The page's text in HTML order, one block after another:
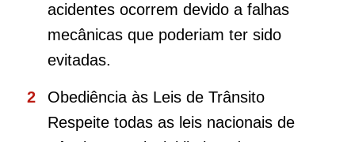
acidentes ocorrem devido a falhas
mecânicas que poderiam ter sido
evitadas.
Obediência às Leis de Trânsito
Respeite todas as leis nacionais de